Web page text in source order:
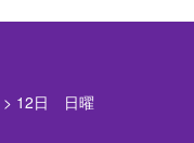
> 12日 日曜